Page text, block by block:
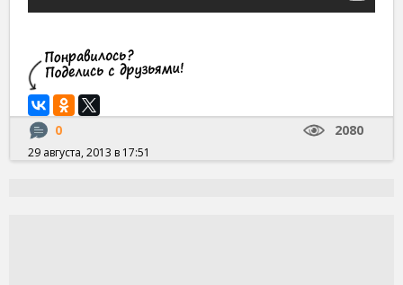
0 2080
29 августа, 2013 в 17:51